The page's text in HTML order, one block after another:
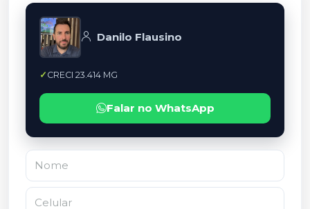
Danilo Flausino
CRECI 23.414 MG
Falar no WhatsApp